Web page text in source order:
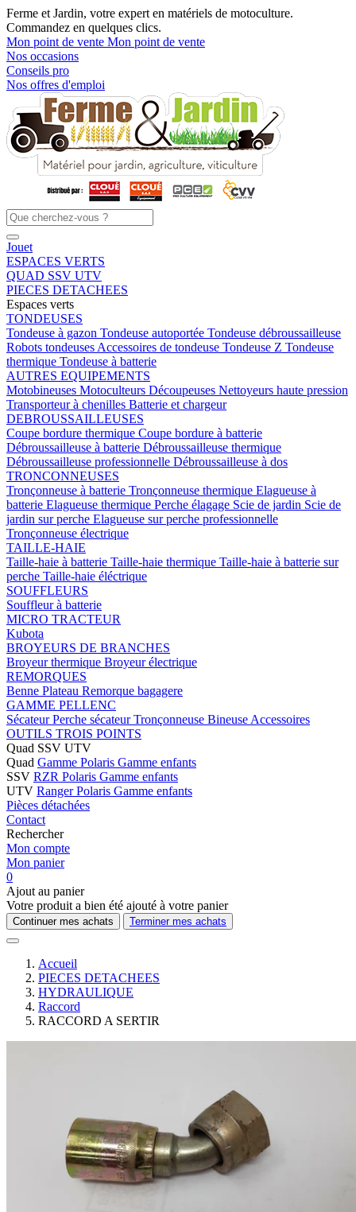
Ferme et Jardin, votre expert en matériels de motoculture.
Commandez en quelques clics.
Mon point de vente Mon point de vente
Nos occasions
Conseils pro
Nos offres d'emploi
Jouet
ESPACES VERTS
QUAD SSV UTV
PIECES DETACHEES
Espaces verts
TONDEUSES
Tondeuse à gazon Tondeuse autoportée Tondeuse débroussailleuse
Robots tondeuses Accessoires de tondeuse Tondeuse Z Tondeuse
thermique Tondeuse à batterie
AUTRES EQUIPEMENTS
Motobineuses Motoculteurs Découpeuses Nettoyeurs haute pression
Transporteur à chenilles Batterie et chargeur
DEBROUSSAILLEUSES
Coupe bordure thermique Coupe bordure à batterie
Débroussailleuse à batterie Débroussailleuse thermique
Débroussailleuse professionnelle Débroussailleuse à dos
TRONCONNEUSES
Tronçonneuse à batterie Tronçonneuse thermique Elagueuse à
batterie Elagueuse thermique Perche élagage Scie de jardin Scie de
jardin sur perche Elagueuse sur perche professionnelle
Tronçonneuse électrique
TAILLE-HAIE
Taille-haie à batterie Taille-haie thermique Taille-haie à batterie sur
perche Taille-haie éléctrique
SOUFFLEURS
Souffleur à batterie
MICRO TRACTEUR
Kubota
BROYEURS DE BRANCHES
Broyeur thermique Broyeur électrique
REMORQUES
Benne Plateau Remorque bagagere
GAMME PELLENC
SécateurPerche sécateurTronçonneuse Bineuse Accessoires
OUTILS TROIS POINTS
Quad SSV UTV
Quad Gamme Polaris Gamme enfants
SSV RZR Polaris Gamme enfants
UTV Ranger Polaris Gamme enfants
Pièces détachées
Contact
Rechercher
Mon compte
Mon panier
0
Ajout au panier
Votre produit a bien été ajouté à votre panier
Continuer mes achats Terminer mes achats
Accueil
PIECES DETACHEES
HYDRAULIQUE
Raccord
RACCORD A SERTIR